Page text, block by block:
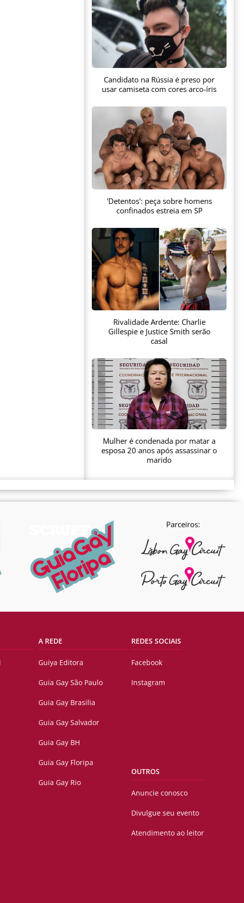
Candidato na Rússia é preso por
usar camiseta com cores arco-íris
'Detentos': peça sobre homens
confinados estreia em SP
Rivalidade Ardente: Charlie
Gillespie e Justice Smith serão
casal
Mulher é condenada por matar a
esposa 20 anos após assassinar o
marido
Parceiros:
A REDE
Guiya Editora
Guia Gay São Paulo
Guia Gay Brasilia
Guia Gay Salvador
Guia Gay BH
Guia Gay Floripa
Guia Gay Rio
REDES SOCIAIS
Facebook
Instagram
OUTROS
Anuncie conosco
Divulgue seu evento
Atendimento ao leitor